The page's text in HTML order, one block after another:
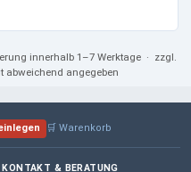
innerhalb 1–7 Werktage · zzgl.
abweichend angegeben
🛒 Warenkorb
KONTAKT & BERATUNG